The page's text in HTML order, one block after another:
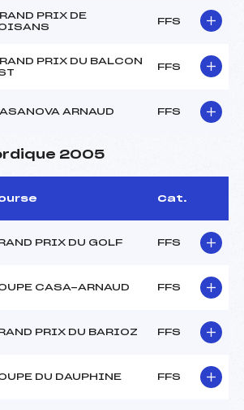
PRIX DE
FFS
PRIX DU BALCON
FFS
ARNAUD FFS
2005
Cat.
PRIX DU GOLF FFS
CASA-ARNAUD FFS
PRIX DU BARIOZ FFS
DU DAUPHINE FFS